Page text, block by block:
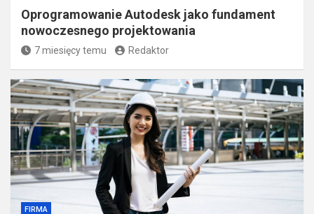
Oprogramowanie Autodesk jako fundament
nowoczesnego projektowania
7 miesięcy temu Redaktor
FIRMA